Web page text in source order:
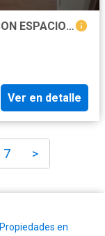
DEPARTAMENTO DE 3 AMBIENTES CON ESPACIO GUARDACOCHE EN EXCELENTE ZONA
Ver en detalle
7 >
Propiedades en